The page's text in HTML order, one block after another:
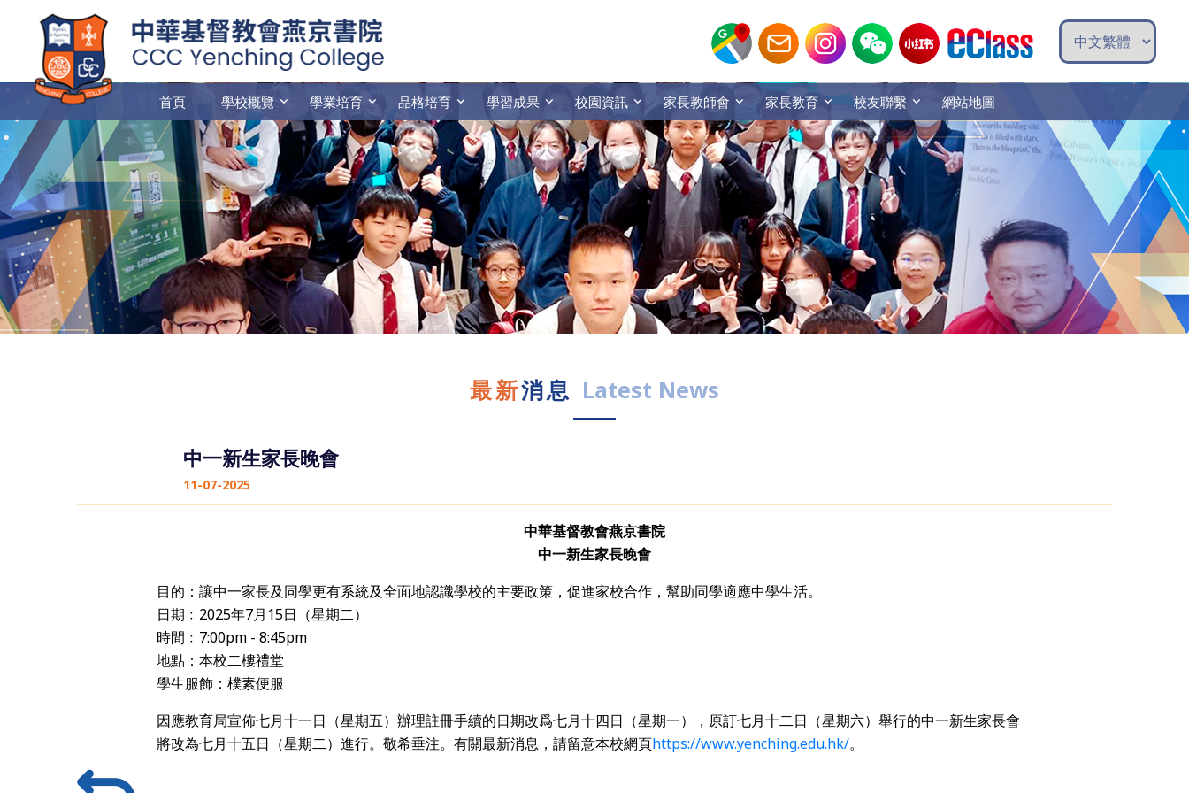
首頁 學校概覽 學業培育 品格培育 學習成果 校園資訊 家長教師會 家長教育 校友聯繫 網站地圖
最新消息 Latest News
中一新生家長晚會
11-07-2025
中華基督教會燕京書院
中一新生家長晚會
目的：讓中一家長及同學更有系統及全面地認識學校的主要政策，促進家校合作，幫助同學適應中學生活。
日期﹕2025年7月15日（星期二）
時間﹕7:00pm - 8:45pm
地點：本校二樓禮堂
學生服飾：樸素便服
因應教育局宣佈七月十一日（星期五）辦理註冊手續的日期改爲七月十四日（星期一），原訂七月十二日（星期六）舉行的中一新生家長會
將改為七月十五日（星期二）進行。敬希垂注。有關最新消息，請留意本校網頁https://www.yenching.edu.hk/。